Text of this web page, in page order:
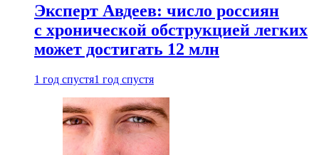
Эксперт Авдеев: число россиян
с хронической обструкцией легких
может достигать 12 млн
1 год спустя1 год спустя